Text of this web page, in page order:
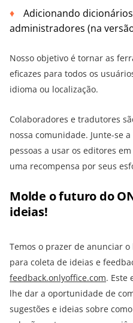
Adicionando
administradores (na
Nosso objetivo é tornar as
eficazes para todos os
idioma ou localização.
Colaboradores e tradutores
nossa comunidade. Junte-se
pessoas a usar os editores
uma recompensa por seus
Molde o futuro do
ideias!
Temos o prazer de anunciar
para coleta de ideias e
feedback.onlyoffice.com. Este
lhe dar a oportunidade de
sugestões e ideias sobre